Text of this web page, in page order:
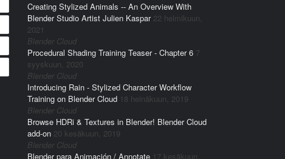
Creating Stylized Animals -- An Overview With
Blender Studio Artist Julien Kaspar 22 helmikuun,
2021
Blender Cloud
Procedural Shading Training Teaser - Chapter 6 7
syyskuun, 2020
Blender Cloud
Introducing Rain - Stylized Character Workflow
Training on Blender Cloud 18 heinäkuun, 2019
Blender Cloud
Browse HDRi & Textures in Blender! Blender Cloud
add-on 20 kesäkuun, 2019
Blender Cloud
Blender para Animación / Annotate 17 kesäkuun,